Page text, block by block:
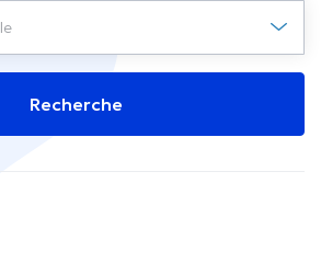
Recherche